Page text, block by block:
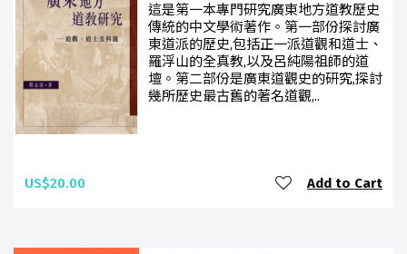
這是第一本專門研究廣東地方道教歷史
傳統的中文學術著作。第一部份探討廣
東道派的歷史,包括正一派道觀和道士、
羅浮山的全真教,以及呂純陽祖師的道
壇。第二部份是廣東道觀史的研究,探討
幾所歷史最古舊的著名道觀,..
US$20.00 Add to Cart